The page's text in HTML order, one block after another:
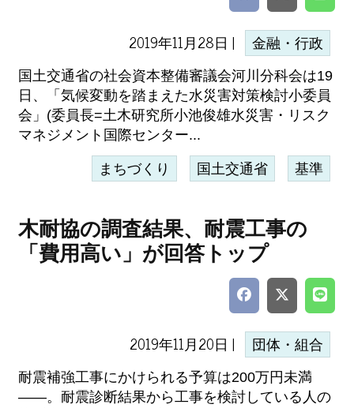
2019年11月28日 | 金融・行政
国土交通省の社会資本整備審議会河川分科会は19
日、「気候変動を踏まえた水災害対策検討小委員
会」(委員長=土木研究所小池俊雄水災害・リスク
マネジメント国際センター...
まちづくり 国土交通省 基準
木耐協の調査結果、耐震工事の
「費用高い」が回答トップ
2019年11月20日 | 団体・組合
耐震補強工事にかけられる予算は200万円未満
――。耐震診断結果から工事を検討している人の